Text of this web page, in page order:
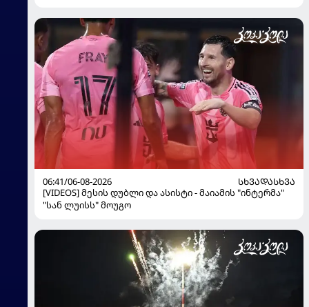
06:41/06-08-2026
ᲡᲮᲕᲐᲓᲐᲡᲮᲕᲐ
[VIDEOS] მესის დუბლი და ასისტი - მაიამის "ინტერმა"
"სან ლუისს" მოუგო